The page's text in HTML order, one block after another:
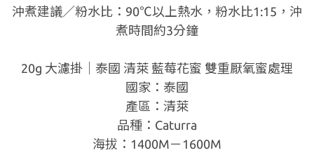
沖煮建議／粉水比：90℃以上熱水，粉水比1:15，沖
煮時間約3分鐘
20g 大濾掛｜泰國 清萊 藍莓花蜜 雙重厭氧蜜處理
國家：泰國
產區：清萊
品種：Caturra
海拔：1400M－1600M